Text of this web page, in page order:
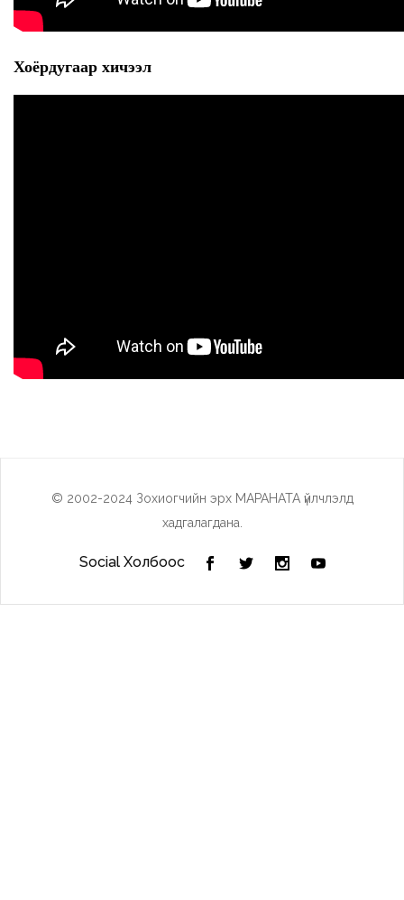
Хоёрдугаар хичээл
© 2002-2024 Зохиогчийн эрх МАРАНАТА үйлчлэлд
хадгалагдана.
Social Холбоос